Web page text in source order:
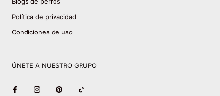
Blogs de perros
Política de privacidad
Condiciones de uso
ÚNETE A NUESTRO GRUPO